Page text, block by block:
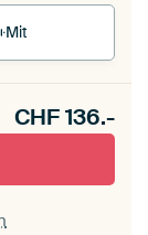
Mit
CHF136.-